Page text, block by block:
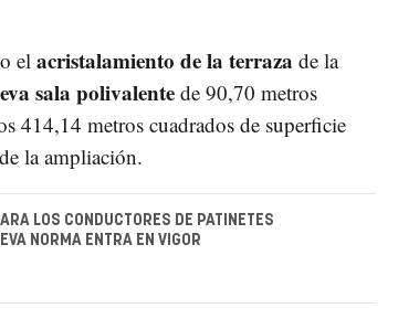
el acristalamiento de la terraza de la
sala polivalentede 90,70 metros
414,14 metros cuadrados de superficie
la ampliación.
LOS CONDUCTORES DE PATINETES
NORMA ENTRA EN VIGOR